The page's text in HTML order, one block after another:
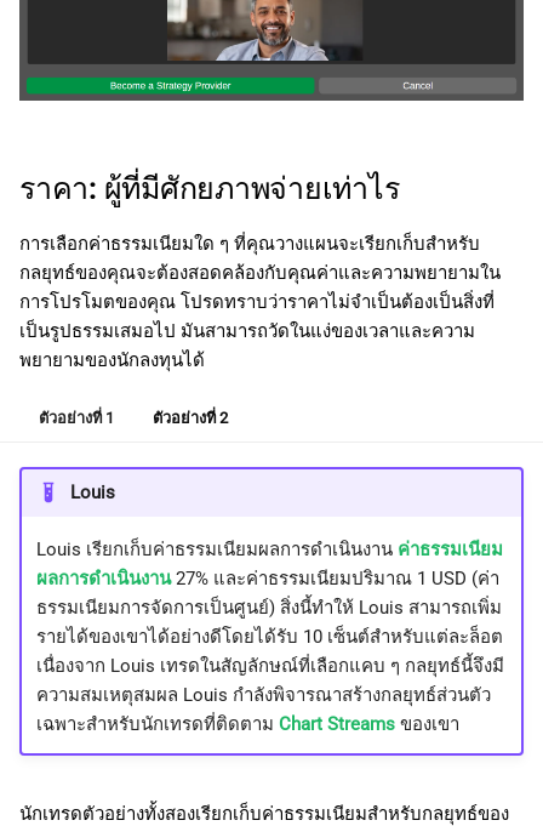
ราคา: ผู้ที่มีศักยภาพจ่ายเท่าไร
การเลือกค่าธรรมเนียมใด ๆ ที่คุณวางแผนจะเรียกเก็บสำหรับ
กลยุทธ์ของคุณจะต้องสอดคล้องกับคุณค่าและความพยายามใน
การโปรโมตของคุณ โปรดทราบว่าราคาไม่จำเป็นต้องเป็นสิ่งที่
เป็นรูปธรรมเสมอไป มันสามารถวัดในแง่ของเวลาและความ
พยายามของนักลงทุนได้
ตัวอย่างที่ 1 ตัวอย่างที่ 2
Louis
Louis เรียกเก็บค่าธรรมเนียมผลการดำเนินงาน ค่าธรรมเนียม
ผลการดำเนินงาน27% และค่าธรรมเนียมปริมาณ 1 USD (ค่า
ธรรมเนียมการจัดการเป็นศูนย์) สิ่งนี้ทำให้ Louis สามารถเพิ่ม
รายได้ของเขาได้อย่างดีโดยได้รับ 10 เซ็นต์สำหรับแต่ละล็อต
เนื่องจาก Louis เทรดในสัญลักษณ์ที่เลือกแคบ ๆ กลยุทธ์นี้จึงมี
ความสมเหตุสมผล Louis กำลังพิจารณาสร้างกลยุทธ์ส่วนตัว
เฉพาะสำหรับนักเทรดที่ติดตาม Chart Streamsของเขา
นักเทรดตัวอย่างทั้งสองเรียกเก็บค่าธรรมเนียมสำหรับกลยุทธ์ของ